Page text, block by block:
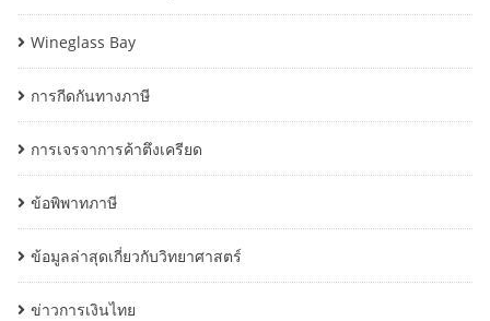
Wineglass Bay
การกีดกันทางภาษี
การเจรจาการค้าตึงเครียด
ข้อพิพาทภาษี
ข้อมูลล่าสุดเกี่ยวกับวิทยาศาสตร์
ข่าวการเงินไทย